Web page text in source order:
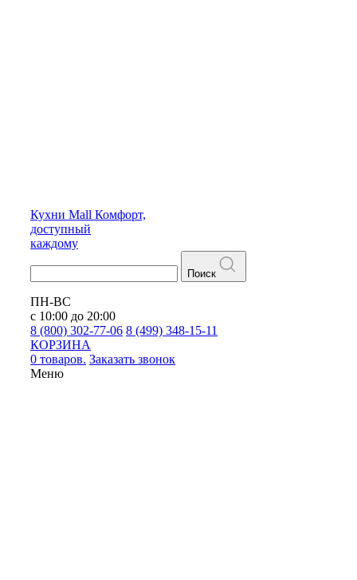
Кухни Mall Комфорт,
доступный
каждому
Поиск
ПН-ВС
с 10:00 до 20:00
8 (800) 302-77-06 8 (499) 348-15-11
КОРЗИНА
0 товаров. Заказать звонок
Меню